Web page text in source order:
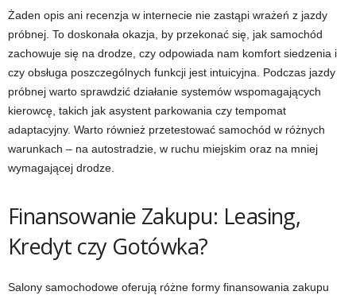
Żaden opis ani recenzja w internecie nie zastąpi wrażeń z jazdy
próbnej. To doskonała okazja, by przekonać się, jak samochód
zachowuje się na drodze, czy odpowiada nam komfort siedzenia i
czy obsługa poszczególnych funkcji jest intuicyjna. Podczas jazdy
próbnej warto sprawdzić działanie systemów wspomagających
kierowcę, takich jak asystent parkowania czy tempomat
adaptacyjny. Warto również przetestować samochód w różnych
warunkach – na autostradzie, w ruchu miejskim oraz na mniej
wymagającej drodze.
Finansowanie Zakupu: Leasing,
Kredyt czy Gotówka?
Salony samochodowe oferują różne formy finansowania zakupu